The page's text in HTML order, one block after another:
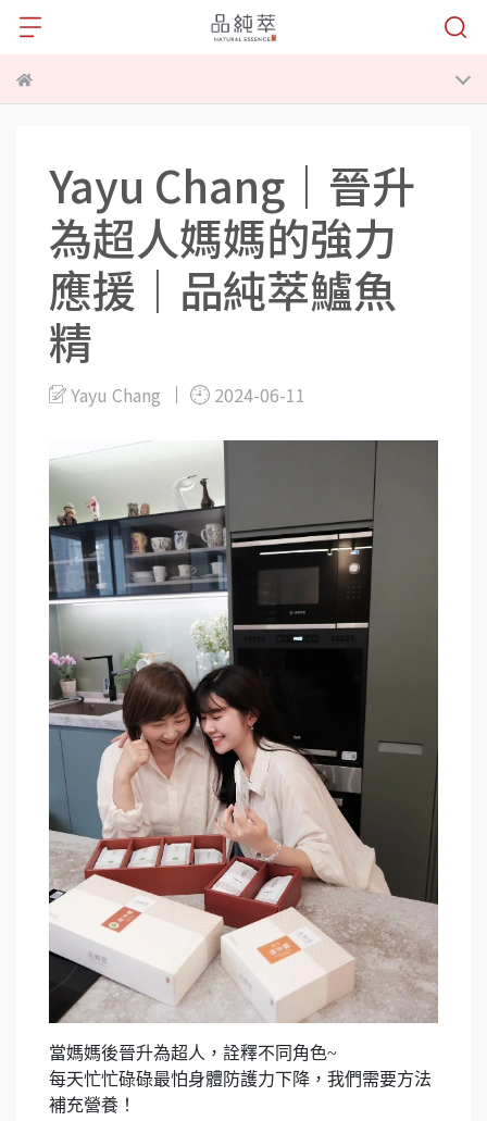
Yayu Chang｜晉升
為超人媽媽的強力
應援｜品純萃鱸魚
精
Yayu Chang 2024-06-11
當媽媽後晉升為超人，詮釋不同角色~
每天忙忙碌碌最怕身體防護力下降，我們需要方法
補充營養！